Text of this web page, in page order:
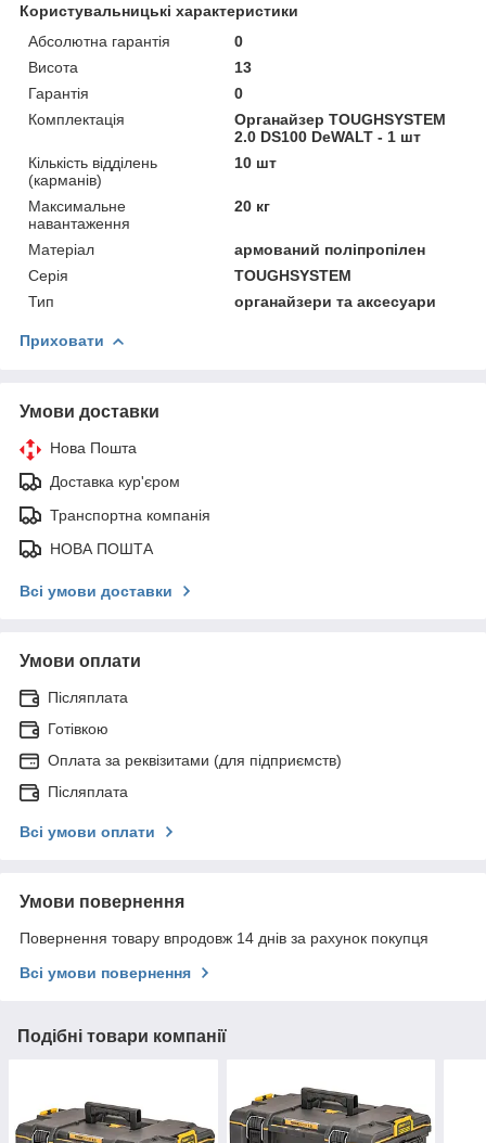
Користувальницькі характеристики
Абсолютна гарантія
0
Висота
13
Гарантія
0
Комплектація
Органайзер TOUGHSYSTEM
2.0 DS100 DeWALT - 1 шт
Кількість відділень
(карманів)
10 шт
Максимальне
навантаження
20 кг
Матеріал
армований поліпропілен
Серія
TOUGHSYSTEM
Тип
органайзери та аксесуари
Приховати
Умови доставки
Нова Пошта
Доставка кур'єром
Транспортна компанія
НОВА ПОШТА
Всі умови доставки
Умови оплати
Післяплата
Готівкою
Оплата за реквізитами (для підприємств)
Післяплата
Всі умови оплати
Умови повернення
Повернення товару впродовж 14 днів за рахунок покупця
Всі умови повернення
Подібні товари компанії